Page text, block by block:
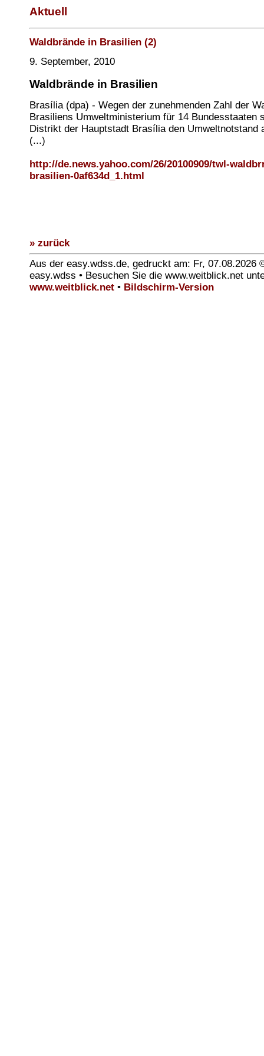
Aktuell
Waldbrände in Brasilien (2)
9. September, 2010
Waldbrände in Brasilien
Brasília (dpa) - Wegen der zunehmenden Zahl der
Brasiliens Umweltministerium für 14 Bundesstaaten
Distrikt der Hauptstadt Brasília den Umweltnotstand
(...)
http://de.news.yahoo.com/26/20100909/twl-
brasilien-0af634d_1.html
» zurück
Aus der easy.wdss.de, gedruckt am: Fr, 07.08.2026
easy.wdss • Besuchen Sie die www.weitblick.net
www.weitblick.net • Bildschirm-Version